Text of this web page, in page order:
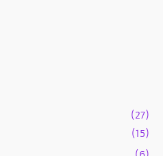
(27)
(15)